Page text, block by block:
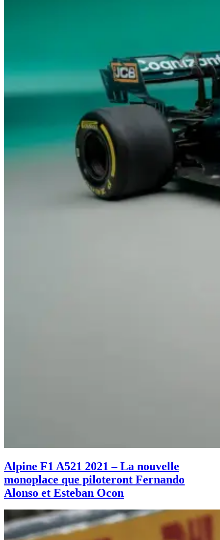
Alpine F1 A521 2021 – La nouvelle
monoplace que piloteront Fernando
Alonso et Esteban Ocon